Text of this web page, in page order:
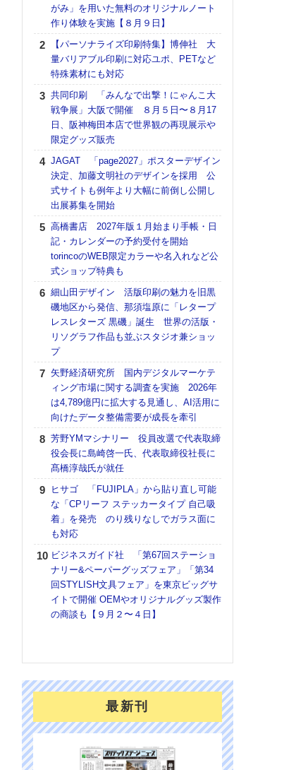
がみ」を用いた無料のオリジナルノート
作り体験を実施【８月９日】
【パーソナライズ印刷特集】博伸社 大
量バリアブル印刷に対応ユポ、PETなど
特殊素材にも対応
共同印刷 「みんなで出撃！にゃんこ大
戦争展」大阪で開催 ８月５日〜８月17
日、阪神梅田本店で世界観の再現展示や
限定グッズ販売
JAGAT 「page2027」ポスターデザイン
決定、加藤文明社のデザインを採用 公
式サイトも例年より大幅に前倒し公開し
出展募集を開始
高橋書店 2027年版１月始まり手帳・日
記・カレンダーの予約受付を開始
torincoのWEB限定カラーや名入れなど公
式ショップ特典も
細山田デザイン 活版印刷の魅力を旧黒
磯地区から発信、那須塩原に「レタープ
レスレターズ 黒磯」誕生 世界の活版・
リソグラフ作品も並ぶスタジオ兼ショッ
プ
矢野経済研究所 国内デジタルマーケテ
ィング市場に関する調査を実施 2026年
は4,789億円に拡大する見通し、AI活用に
向けたデータ整備需要が成長を牽引
芳野YMマシナリー 役員改選で代表取締
役会長に島崎啓一氏、代表取締役社長に
髙橋淳哉氏が就任
ヒサゴ 「FUJIPLA」から貼り直し可能
な「CPリーフ ステッカータイプ 自己吸
着」を発売 のり残りなしでガラス面に
も対応
ビジネスガイド社 「第67回ステーショ
ナリー&ペーパーグッズフェア」「第34
回STYLISH文具フェア」を東京ビッグサ
イトで開催 OEMやオリジナルグッズ製作
の商談も【９月２〜４日】
最新刊